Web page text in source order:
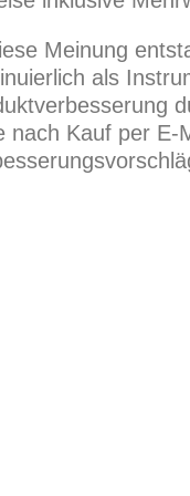
Meinung
als
nach Kauf per E-